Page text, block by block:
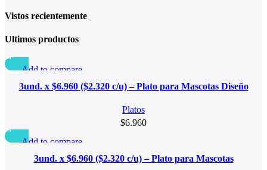
Vistos recientemente
Ultimos productos
Add to compare
Quick view
3und. x $6.960 ($2.320 c/u) – Plato para Mascotas Diseño
Platos
$6.960
Add to compare
Quick view
3und. x $6.960 ($2.320 c/u) – Plato para Mascotas